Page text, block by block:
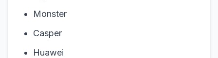
Monster
Casper
Huawei